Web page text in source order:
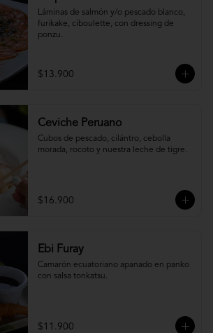
Láminas de salmón y/o pescado blanco,
furikake, ciboulette, con dressing de
ponzu.
$13.900
Ceviche Peruano
Cubos de pescado, cilántro, cebolla
morada, rocoto y nuestra leche de tigre.
$16.900
Ebi Furay
Camarón ecuatoriano apanado en panko
con salsa tonkatsu.
$11.900